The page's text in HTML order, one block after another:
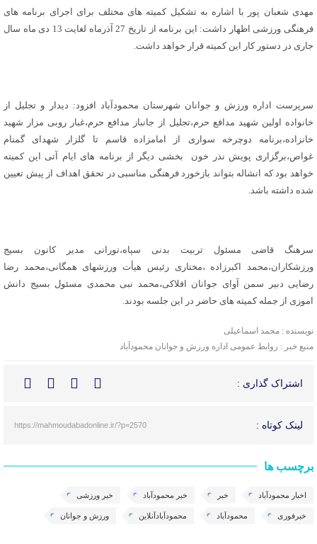
مهدی شعبان پور با اشاره به تشکیل کمیته های مختلف برای اجرای برنامه های
فرهنگی ورزشی اظهار داشت: این برنامه از تاریخ 27 آذرماه لغایت 13 دی ماه سال
جاری در دستور کار این کمیته قرار خواهد داشت.
سرپرست اداره ورزش و جوانان شهرستان محمودآباد افزود: دیدار و تجلیل از
خانواده اولین شهید مدافع حرم،تجلیل از جانباز مدافع حرم،غبار روبی مزار شهید
خانزاده،برنامه دوچرخه سواری از امامزاده قاسم تا گلزار شهدای گمنام
غواص،برگزاری پویش نذر خون بخشی دیگر از برنامه های ایام آتی این کمیته
خواهد بود که انشاله بتواند بازخورد فرهنگی مناسبی در تحقق اهداف از پیش تعیین
شده داشته باشد.
سرهنگ قاضی مسئول تربیت بدنی سپاه،تورانی مدیر کانون بسیج
ورزشکاران،محمد اکبرزاده ،مختاری رئیس هیأت ورزشهای همگانی،محمد رضا
رضایی دبیر سمن آوای جوانان افلاکی،محمد نبی محمدی مسئول بسیج دانش
اموزی از جمله کمیته های حاضر در این جلسه بودند.
نویسنده : محمد اسماعیلی
منبع خبر : روابط عمومی اداره ورزش و جوانان محمودآباد
اشتراک گذاری :
لینک کوتاه : https://mahmoudabadonline.ir/?p=2570
برچسب ها
اخبار محمودآباد خبر خبر محمودآباد خبر ورزشی
خبرفوری محمودآباد محمودآبادآنلاین ورزش و جوانان